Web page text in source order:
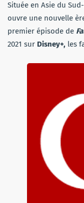
Située en Asie du
ouvre une nouvelle
premier épisode de
2021 sur Disney+, les